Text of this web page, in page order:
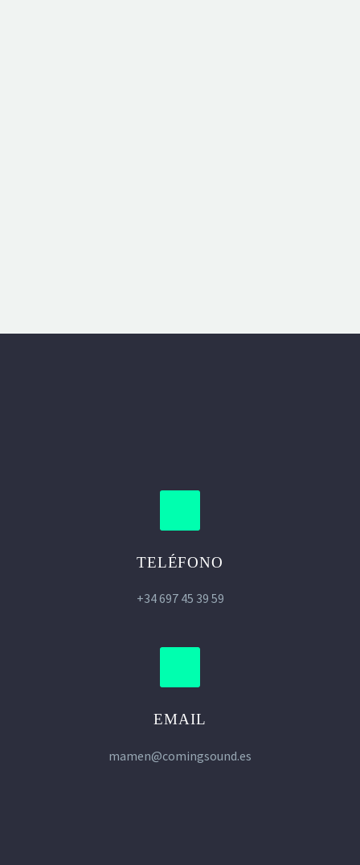
TELÉFONO
+34 697 45 39 59
EMAIL
mamen@comingsound.es